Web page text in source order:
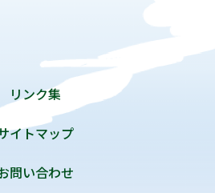
リンク集
イトマップ
問い合わせ